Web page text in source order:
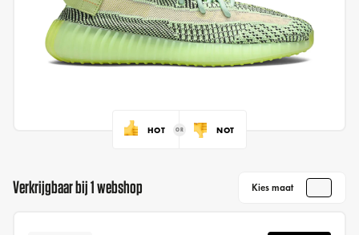
HOT NOT
Verkrijgbaar bij 1 webshop Kies maat